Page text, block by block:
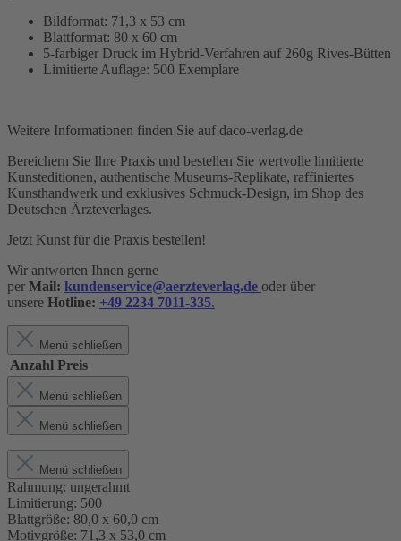
Bildformat: 71,3 x 53 cm
Blattformat: 80 x 60 cm
5-farbiger Druck im Hybrid-Verfahren auf 260g Rives-Bütten
Limitierte Auflage: 500 Exemplare
Weitere Informationen finden Sie auf daco-verlag.de
Bereichern Sie Ihre Praxis und bestellen Sie wertvolle limitierte
Kunsteditionen, authentische Museums-Replikate, raffiniertes
Kunsthandwerk und exklusives Schmuck-Design, im Shop des
Deutschen Ärzteverlages.
Jetzt Kunst für die Praxis bestellen!
Wir antworten Ihnen gerne
per Mail: kundenservice@aerzteverlag.de oder über
unsere Hotline: +49 2234 7011-335.
Menü schließen
Anzahl Preis
Menü schließen
Menü schließen
Menü schließen
Rahmung: ungerahmt
Limitierung: 500
Blattgröße: 80,0 x 60,0 cm
Motivgröße: 71,3 x 53,0 cm